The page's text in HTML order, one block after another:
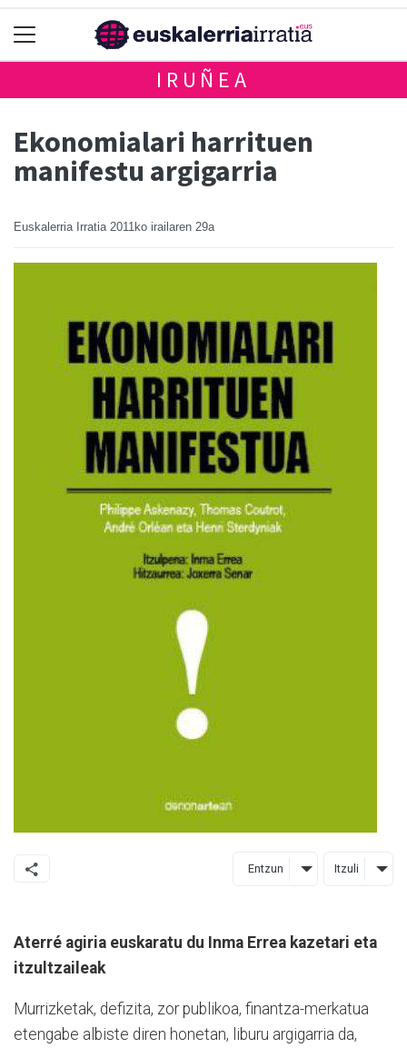
IRUÑEA
Ekonomialari harrituen
manifestu argigarria
Euskalerria Irratia 2011ko irailaren 29a
Entzun Itzuli
Aterré agiria euskaratu du Inma Errea kazetari eta
itzultzaileak
Murrizketak, defizita, zor publikoa, finantza-merkatua
etengabe albiste diren honetan, liburu argigarria da,